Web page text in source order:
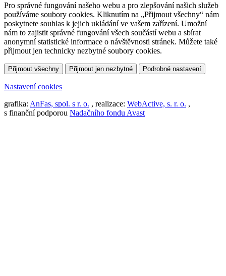
Pro správné fungování našeho webu a pro zlepšování našich služeb
používáme soubory cookies. Kliknutím na „Přijmout všechny“ nám
poskytnete souhlas k jejich ukládání ve vašem zařízení. Umožní
nám to zajistit správné fungování všech součástí webu a sbírat
anonymní statistické informace o návštěvnosti stránek. Můžete také
přijmout jen technicky nezbytné soubory cookies.
Přijmout všechny Přijmout jen nezbytné Podrobné nastavení
Nastavení cookies
grafika: AnFas, spol. s r. o. , realizace: WebActive, s. r. o. ,
s finanční podporou Nadačního fondu Avast